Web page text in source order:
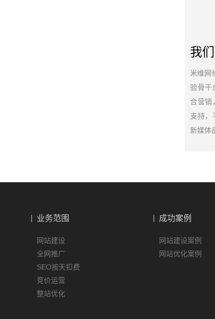
我
米维网
验骨干
合营销
支持，
新媒体
业务范围
网站建设
全网推广
SEO按天扣费
竞价运营
整站优化
成功案例
网站建设案例
网站优化案例